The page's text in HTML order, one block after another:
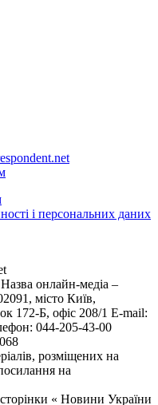
і персональних даних
онлайн-медіа –
місто Київ,
Б, офіс 208/1 E-mail:
044-205-43-00
розміщених на
на
сторінки « Новини України